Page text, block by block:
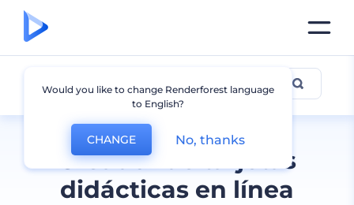
Creador de tarjetas
didácticas en línea
Tarjetas didácticas
Would you like to change Renderforest language
to English?
CHANGE No, thanks